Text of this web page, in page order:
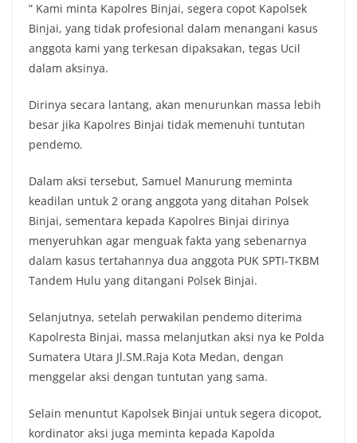
” Kami minta Kapolres Binjai, segera copot Kapolsek
Binjai, yang tidak profesional dalam menangani kasus
anggota kami yang terkesan dipaksakan, tegas Ucil
dalam aksinya.
Dirinya secara lantang, akan menurunkan massa lebih
besar jika Kapolres Binjai tidak memenuhi tuntutan
pendemo.
Dalam aksi tersebut, Samuel Manurung meminta
keadilan untuk 2 orang anggota yang ditahan Polsek
Binjai, sementara kepada Kapolres Binjai dirinya
menyeruhkan agar menguak fakta yang sebenarnya
dalam kasus tertahannya dua anggota PUK SPTI-TKBM
Tandem Hulu yang ditangani Polsek Binjai.
Selanjutnya, setelah perwakilan pendemo diterima
Kapolresta Binjai, massa melanjutkan aksi nya ke Polda
Sumatera Utara Jl.SM.Raja Kota Medan, dengan
menggelar aksi dengan tuntutan yang sama.
Selain menuntut Kapolsek Binjai untuk segera dicopot,
kordinator aksi juga meminta kepada Kapolda